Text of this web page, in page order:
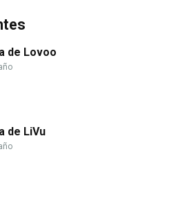
de Lovoo
de LiVu